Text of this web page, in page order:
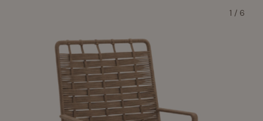
1 / 6